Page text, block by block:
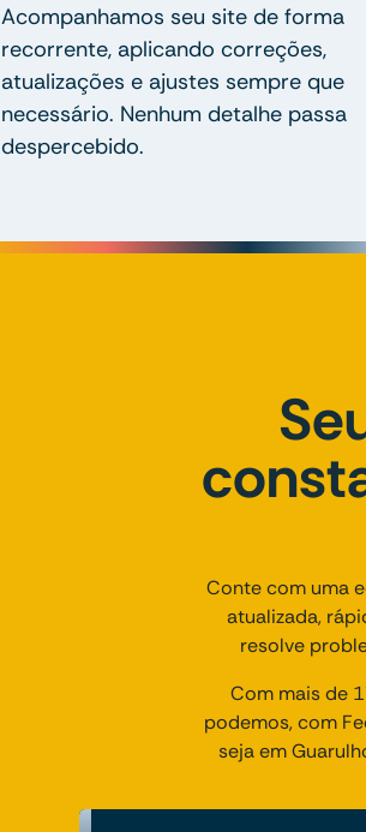
Acompanhamos seu site de forma
recorrente, aplicando correções,
atualizações e ajustes sempre que
necessário. Nenhum detalhe passa
despercebido.
Conte com uma
atualizada,
resolve
Com mais de
podemos, com
seja em